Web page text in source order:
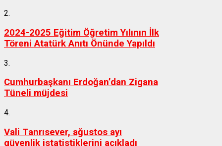
2.
2024-2025 Eğitim Öğretim Yılının İlk
Töreni Atatürk Anıtı Önünde Yapıldı
3.
Cumhurbaşkanı Erdoğan’dan Zigana
Tüneli müjdesi
4.
Vali Tanrısever, ağustos ayı
güvenlik istatistiklerini açıkladı